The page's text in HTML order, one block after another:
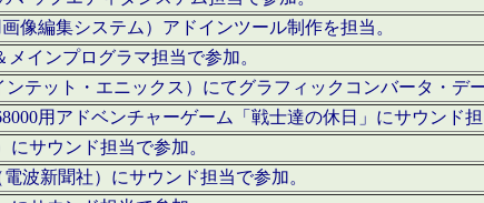
像編集システム）アドインツール制作を担当。
インプログラマ担当で参加。
テット・エニックス）にてグラフィックコンバータ・デ
用アドベンチャーゲーム「戦士達の休日」にサウンド
サウンド担当で参加。
波新聞社）にサウンド担当で参加。